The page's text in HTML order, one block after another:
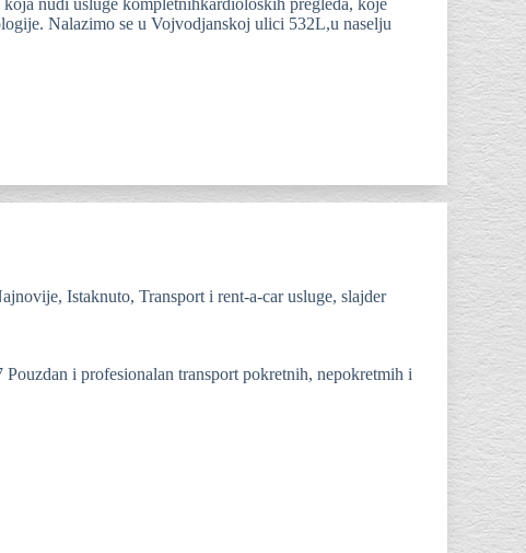
Nalazimo se u Vojvodjanskoj ulici 532L,u naselju
, Istaknuto, Transport i rent-a-car usluge, slajder
i profesionalan transport pokretnih, nepokretmih i